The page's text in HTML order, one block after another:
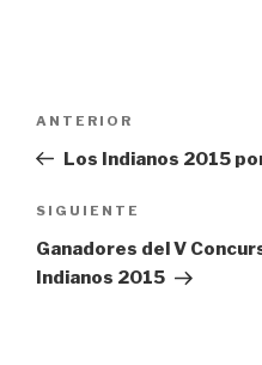
entradas
Entrada
anterior:
ANTERIOR
Los Indianos 2015
Siguiente
entrada
SIGUIENTE
Ganadores del V
Indianos 2015